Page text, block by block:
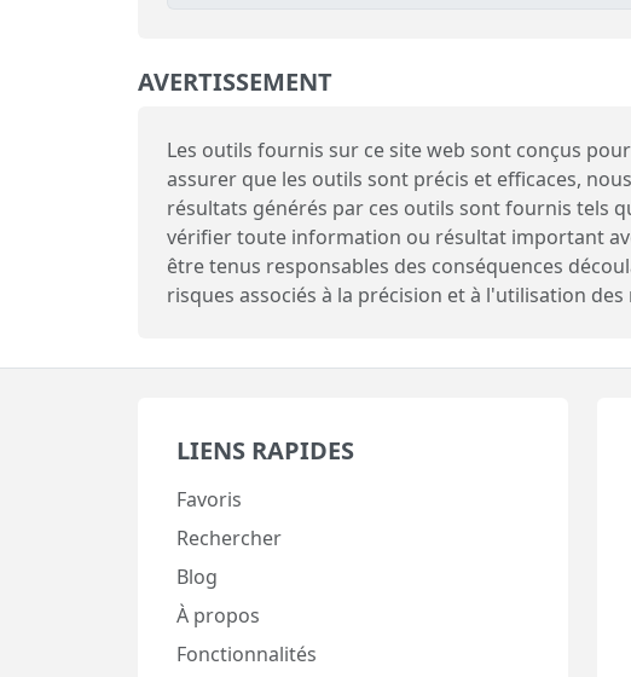
AVERTISSEMENT
Les outils fournis sur ce site web sont conçus
assurer que les outils sont précis et efficaces,
résultats générés par ces outils sont fournis tels
vérifier toute information ou résultat important
être tenus responsables des conséquences
risques associés à la précision et à l'utilisation
LIENS RAPIDES
Favoris
Rechercher
Blog
À propos
Fonctionnalités